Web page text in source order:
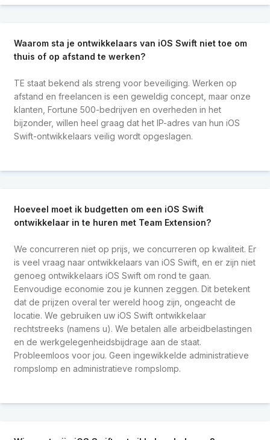
Waarom sta je ontwikkelaars van iOS Swift niet toe om
thuis of op afstand te werken?
TE staat bekend als streng voor beveiliging. Werken op
afstand en freelancen is een geweldig concept, maar onze
klanten, Fortune 500-bedrijven en overheden in het
bijzonder, willen heel graag dat het IP-adres van hun iOS
Swift-ontwikkelaars veilig wordt opgeslagen.
Hoeveel moet ik budgetten om een iOS Swift
ontwikkelaar in te huren met Team Extension?
We concurreren niet op prijs, we concurreren op kwaliteit. Er
is veel vraag naar ontwikkelaars van iOS Swift, en er zijn niet
genoeg ontwikkelaars iOS Swift om rond te gaan.
Eenvoudige economie zou je kunnen zeggen. Dit betekent
dat de prijzen overal ter wereld hoog zijn, ongeacht de
locatie. We gebruiken uw iOS Swift ontwikkelaar
rechtstreeks (namens u). We betalen alle arbeidbelastingen
en de werkgelegenheidsbijdrage aan de staat.
Probleemloos voor jou. Geen ingewikkelde administratieve
rompslomp en administratieve rompslomp.